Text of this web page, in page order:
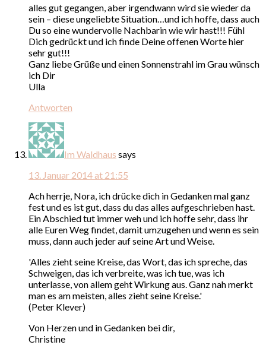
alles gut gegangen, aber irgendwann wird sie wieder da
sein – diese ungeliebte Situation…und ich hoffe, dass auch
Du so eine wundervolle Nachbarin wie wir hast!!! Fühl
Dich gedrückt und ich finde Deine offenen Worte hier
sehr gut!!!
Ganz liebe Grüße und einen Sonnenstrahl im Grau wünsch
ich Dir
Ulla
Antworten
Im Waldhaus says
13. Januar 2014 at 21:55
Ach herrje, Nora, ich drücke dich in Gedanken mal ganz
fest und es ist gut, dass du das alles aufgeschrieben hast.
Ein Abschied tut immer weh und ich hoffe sehr, dass ihr
alle Euren Weg findet, damit umzugehen und wenn es sein
muss, dann auch jeder auf seine Art und Weise.
'Alles zieht seine Kreise, das Wort, das ich spreche, das
Schweigen, das ich verbreite, was ich tue, was ich
unterlasse, von allem geht Wirkung aus. Ganz nah merkt
man es am meisten, alles zieht seine Kreise.'
(Peter Klever)
Von Herzen und in Gedanken bei dir,
Christine